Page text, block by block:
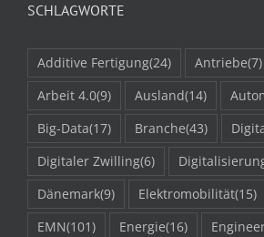
SCHLAGWORTE
Additive Fertigung(24) Antriebe(7)
Arbeit 4.0(9) Ausland(14)
Big-Data(17) Branche(43)
Digitaler Zwilling(6)
Dänemark(9) Elektromobilität(15)
EMN(101) Energie(16)